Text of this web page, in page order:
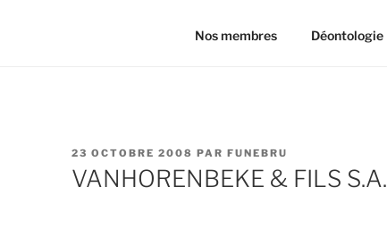
Nos membres Déontologie
PUBLIÉ
LE
23 OCTOBRE 2008 PAR FUNEBRU
VANHORENBEKE & FILS S.A.